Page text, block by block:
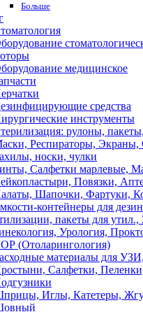
Больше
медицинское
средства
инструменты
рулоны,
Респираторы, Экраны,
носки, чулки
Салфетки марлевые,
Повязки,
Шапочки, Фартуки,
контейнеры для
пакеты для
Урология,
(Отоларингология)
материалы для
Салфетки,
Иглы, Катетеры,